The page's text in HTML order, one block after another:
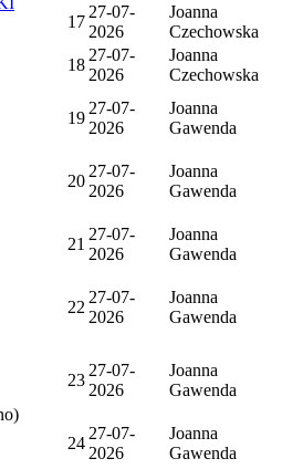
17
27-07-
2026
Joanna
Czechowska
18
27-07-
2026
Joanna
Czechowska
19
27-07-
2026
Joanna
Gawenda
20
27-07-
2026
Joanna
Gawenda
21
27-07-
2026
Joanna
Gawenda
22
27-07-
2026
Joanna
Gawenda
23
27-07-
2026
Joanna
Gawenda
24
27-07-
2026
Joanna
Gawenda